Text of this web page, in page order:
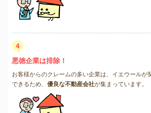
4
悪徳企業は排除！
お客様からのクレームの多い企業は、イエウールが
できるため、 優良な不動産会社が集まっています。